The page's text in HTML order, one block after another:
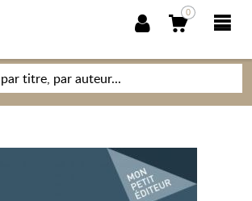
0
NOUVEAUTÉS
PUBLIBOOK
SOCIÉTÉ DES ÉCRIVAINS